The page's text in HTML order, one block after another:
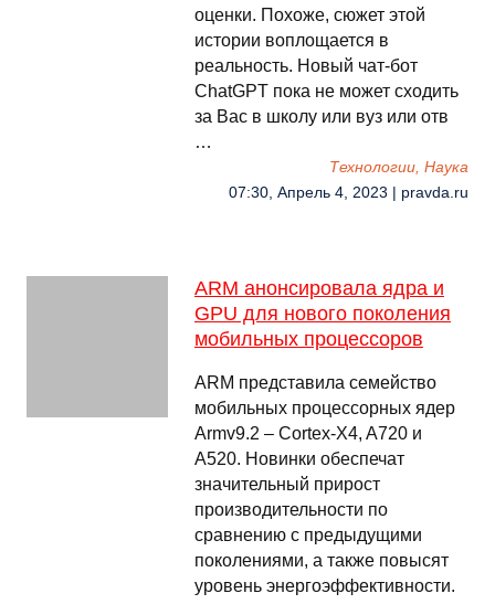
оценки. Похоже, сюжет этой
истории воплощается в
реальность. Новый чат-бот
ChatGPT пока не может сходить
за Вас в школу или вуз или отв
…
Технологии, Наука
07:30, Апрель 4, 2023 | pravda.ru
ARM анонсировала ядра и
GPU для нового поколения
мобильных процессоров
ARM представила семейство
мобильных процессорных ядер
Armv9.2 – Cortex-X4, A720 и
A520. Новинки обеспечат
значительный прирост
производительности по
сравнению с предыдущими
поколениями, а также повысят
уровень энергоэффективности.